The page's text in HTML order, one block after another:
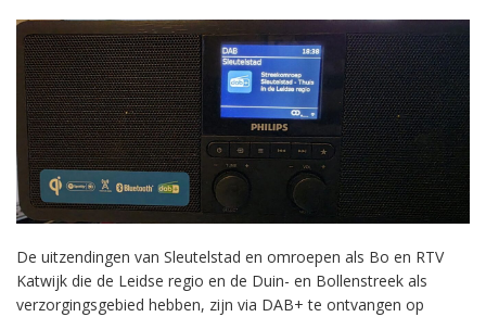
De uitzendingen van Sleutelstad en omroepen als Bo en RTV
Katwijk die de Leidse regio en de Duin- en Bollenstreek als
verzorgingsgebied hebben, zijn via DAB+ te ontvangen op